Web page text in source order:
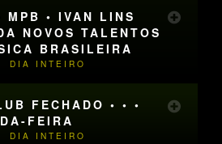
MPB • IVAN LINS
NOVOS TALENTOS
BRASILEIRA
DIA INTEIRO
FECHADO • • •
FEIRA
DIA INTEIRO